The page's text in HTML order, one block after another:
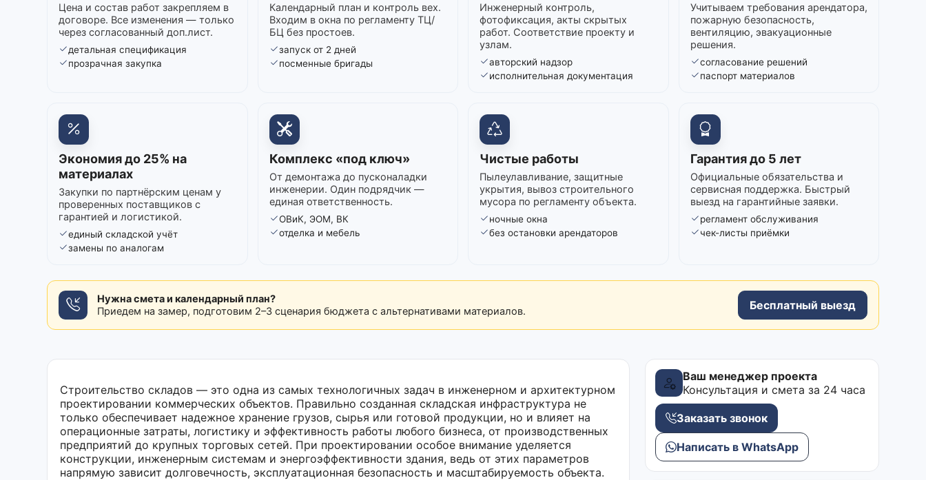
Цена и состав работ закрепляем в
договоре. Все изменения — только
через согласованный доп.лист.
детальная спецификация
прозрачная закупка
Календарный план и контроль вех.
Входим в окна по регламенту ТЦ/
БЦ без простоев.
запуск от 2 дней
посменные бригады
Инженерный контроль,
фотофиксация, акты скрытых
работ. Соответствие проекту и
узлам.
авторский надзор
исполнительная документация
Учитываем требования арендатора,
пожарную безопасность,
вентиляцию, эвакуационные
решения.
согласование решений
паспорт материалов
Экономия до 25% на
материалах
Закупки по партнёрским ценам у
проверенных поставщиков с
гарантией и логистикой.
единый складской учёт
замены по аналогам
Комплекс «под ключ»
От демонтажа до пусконаладки
инженерии. Один подрядчик —
единая ответственность.
ОВиК, ЭОМ, ВК
отделка и мебель
Чистые работы
Пылеулавливание, защитные
укрытия, вывоз строительного
мусора по регламенту объекта.
ночные окна
без остановки арендаторов
Гарантия до 5 лет
Официальные обязательства и
сервисная поддержка. Быстрый
выезд на гарантийные заявки.
регламент обслуживания
чек-листы приёмки
Нужна смета и календарный план?
Приедем на замер, подготовим 2–3 сценария бюджета с альтернативами материалов.
Бесплатный выезд
Строительство складов — это одна из самых технологичных задач в инженерном и архитектурном
проектировании коммерческих объектов. Правильно созданная складская инфраструктура не
только обеспечивает надежное хранение грузов, сырья или готовой продукции, но и влияет на
операционные затраты, логистику и эффективность работы любого бизнеса, от производственных
предприятий до крупных торговых сетей. При проектировании особое внимание уделяется
конструкции, инженерным системам и энергоэффективности здания, ведь от этих параметров
напрямую зависит долговечность, эксплуатационная безопасность и масштабируемость объекта.
Ваш менеджер проекта
Консультация и смета за 24 часа
Заказать звонок
Написать в WhatsApp